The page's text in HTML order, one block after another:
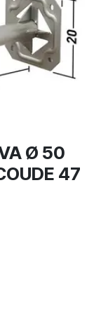
Ø 50
47